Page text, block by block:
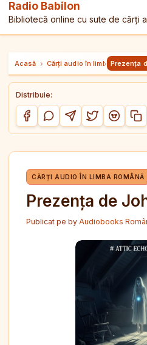
Radio Babilon
Bibliotecă online cu sute de cărți
Acasă › Cărți audio în limba română
› Prezența
Distribuie:
Distribuie pe Facebook
Distribuie pe WhatsApp
Distribuie pe
Distribuie pe
CĂRȚI AUDIO ÎN LIMBA ROMÂNĂ
Prezența de
Publicat pe by Audiobooks